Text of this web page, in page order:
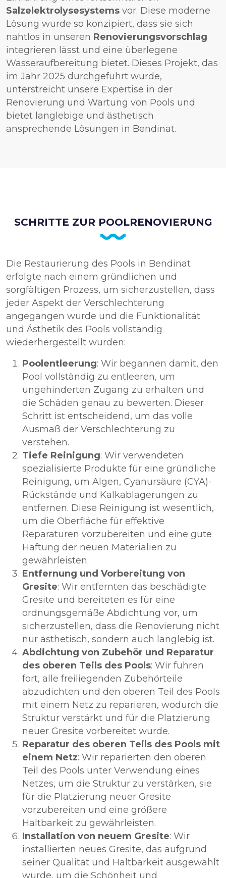
Salzelektrolysesystems vor. Diese moderne
Lösung wurde so konzipiert, dass sie sich
nahtlos in unseren Renovierungsvorschlag
integrieren lässt und eine überlegene
Wasseraufbereitung bietet. Dieses Projekt, das
im Jahr 2025 durchgeführt wurde,
unterstreicht unsere Expertise in der
Renovierung und Wartung von Pools und
bietet langlebige und ästhetisch
ansprechende Lösungen in Bendinat.
SCHRITTE ZUR POOLRENOVIERUNG
Die Restaurierung des Pools in Bendinat
erfolgte nach einem gründlichen und
sorgfältigen Prozess, um sicherzustellen, dass
jeder Aspekt der Verschlechterung
angegangen wurde und die Funktionalität
und Ästhetik des Pools vollständig
wiederhergestellt wurden:
Poolentleerung: Wir begannen damit, den
Pool vollständig zu entleeren, um
ungehinderten Zugang zu erhalten und
die Schäden genau zu bewerten. Dieser
Schritt ist entscheidend, um das volle
Ausmaß der Verschlechterung zu
verstehen.
Tiefe Reinigung: Wir verwendeten
spezialisierte Produkte für eine gründliche
Reinigung, um Algen, Cyanursäure (CYA)-
Rückstände und Kalkablagerungen zu
entfernen. Diese Reinigung ist wesentlich,
um die Oberfläche für effektive
Reparaturen vorzubereiten und eine gute
Haftung der neuen Materialien zu
gewährleisten.
Entfernung und Vorbereitung von
Gresite: Wir entfernten das beschädigte
Gresite und bereiteten es für eine
ordnungsgemäße Abdichtung vor, um
sicherzustellen, dass die Renovierung nicht
nur ästhetisch, sondern auch langlebig ist.
Abdichtung von Zubehör und Reparatur
des oberen Teils des Pools: Wir fuhren
fort, alle freiliegenden Zubehörteile
abzudichten und den oberen Teil des Pools
mit einem Netz zu reparieren, wodurch die
Struktur verstärkt und für die Platzierung
neuer Gresite vorbereitet wurde.
Reparatur des oberen Teils des Pools mit
einem Netz: Wir reparierten den oberen
Teil des Pools unter Verwendung eines
Netzes, um die Struktur zu verstärken, sie
für die Platzierung neuer Gresite
vorzubereiten und eine größere
Haltbarkeit zu gewährleisten.
Installation von neuem Gresite: Wir
installierten neues Gresite, das aufgrund
seiner Qualität und Haltbarkeit ausgewählt
wurde, um die Schönheit und